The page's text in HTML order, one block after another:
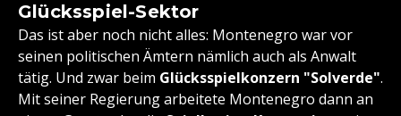
Glücksspiel-Sektor
Das ist aber noch nicht alles: Montenegro war vor
seinen politischen Ämtern nämlich auch als Anwalt
tätig. Und zwar beim Glücksspielkonzern "Solverde".
Mit seiner Regierung arbeitete Montenegro dann an